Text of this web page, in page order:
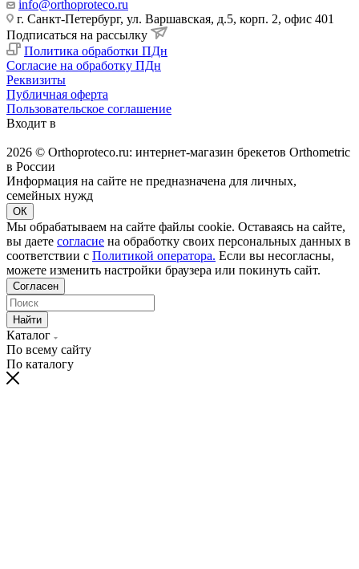
info@orthoproteco.ru
г. Санкт-Петербург, ул. Варшавская, д.5, корп. 2, офис 401
Подписаться на рассылку
Политика обработки ПДн
Согласие на обработку ПДн
Реквизиты
Публичная оферта
Пользовательское соглашение
Входит в
2026 © Orthoproteco.ru: интернет-магазин брекетов Orthometric
в России
Информация на сайте не предназначена для личных,
семейных нужд
ОК
Мы обрабатываем на сайте файлы cookie. Оставаясь на сайте,
вы даете согласие на обработку своих персональных данных в
соответствии с Политикой оператора. Если вы несогласны,
можете изменить настройки браузера или покинуть сайт.
Согласен
Найти
Каталог
По всему сайту
По каталогу